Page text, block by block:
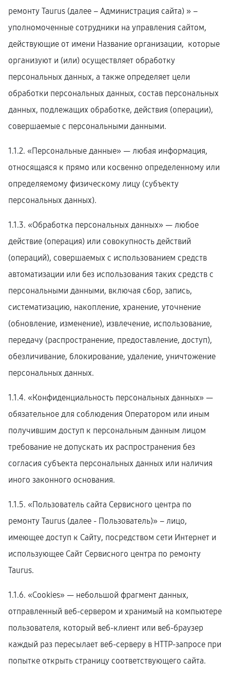
ремонту Taurus (далее – Администрация сайта) » –
уполномоченные сотрудники на управления сайтом,
действующие от имени Название организации, которые
организуют и (или) осуществляет обработку
персональных данных, а также определяет цели
обработки персональных данных, состав персональных
данных, подлежащих обработке, действия (операции),
совершаемые с персональными данными.
1.1.2. «Персональные данные» — любая информация,
относящаяся к прямо или косвенно определенному или
определяемому физическому лицу (субъекту
персональных данных).
1.1.3. «Обработка персональных данных» — любое
действие (операция) или совокупность действий
(операций), совершаемых с использованием средств
автоматизации или без использования таких средств с
персональными данными, включая сбор, запись,
систематизацию, накопление, хранение, уточнение
(обновление, изменение), извлечение, использование,
передачу (распространение, предоставление, доступ),
обезличивание, блокирование, удаление, уничтожение
персональных данных.
1.1.4. «Конфиденциальность персональных данных» —
обязательное для соблюдения Оператором или иным
получившим доступ к персональным данным лицом
требование не допускать их распространения без
согласия субъекта персональных данных или наличия
иного законного основания.
1.1.5. «Пользователь сайта Сервисного центра по
ремонту Taurus (далее ‑ Пользователь)» – лицо,
имеющее доступ к Сайту, посредством сети Интернет и
использующее Сайт Сервисного центра по ремонту
Taurus.
1.1.6. «Cookies» — небольшой фрагмент данных,
отправленный веб-сервером и хранимый на компьютере
пользователя, который веб-клиент или веб-браузер
каждый раз пересылает веб-серверу в HTTP-запросе при
попытке открыть страницу соответствующего сайта.